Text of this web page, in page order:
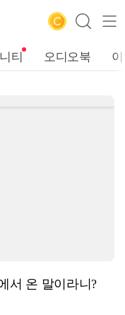
티 오디오북
서 온 말이라니?